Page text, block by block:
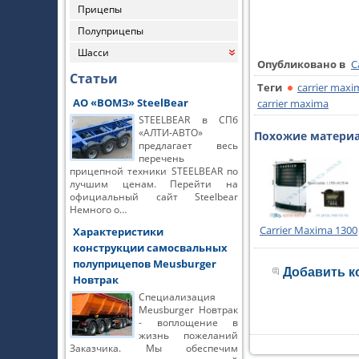
Прицепы
Полуприцепы
Шасси
«
Статьи
АО «ВОМЗ» SteelBear
STEELBEAR в СПб
«АЛТИ-АВТО»
предлагает весь
перечень
прицепной техники STEELBEAR по
лучшим ценам. Перейти на
официальный сайт Steelbear
Немного о…
Характеристики
конструкции самосвальных
полуприцепов Meusburger
Новтрак
Специализация
Meusburger Новтрак
- воплощение в
жизнь пожеланий
Заказчика. Мы обеспечим
Опубликовано в
Теги
carrier
carrier maxima
Похожие
Carrier Maxima 1300
Добавить